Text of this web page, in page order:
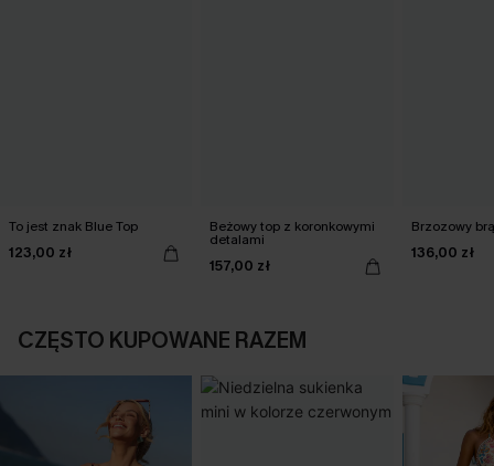
To jest znak Blue Top
123,00 zł
Beżowy top z koronkowymi
detalami
157,00 zł
Brzozowy
136,00 zł
CZĘSTO KUPOWANE RAZEM